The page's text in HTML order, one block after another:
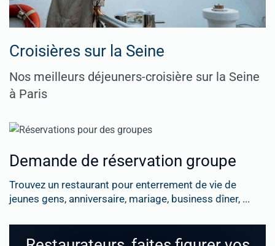
Croisières sur la Seine
Nos meilleurs déjeuners-croisière sur la Seine
à Paris
Demande de réservation groupe
Trouvez un restaurant pour enterrement de vie de
jeunes gens, anniversaire, mariage, business dîner, ...